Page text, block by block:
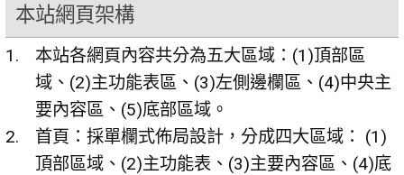
本站網頁架構
本站各網頁內容共分為五大區域：(1)頂部區
域、(2)主功能表區、(3)左側邊欄區、(4)中央主
要內容區、(5)底部區域。
首頁：採單欄式佈局設計，分成四大區域： (1)
頂部區域、(2)主功能表、(3)主要內容區、(4)底